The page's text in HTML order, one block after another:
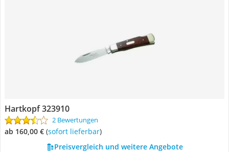
Hartkopf 323910
2 Bewertungen
ab 160,00 € ( Sofort lieferbar)
Preisvergleich und weitere Angebote